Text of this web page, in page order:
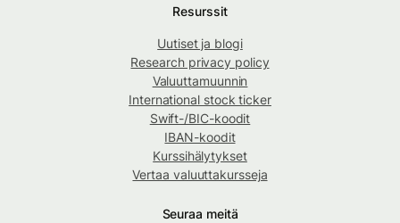
Resurssit
Uutiset ja blogi
Research privacy policy
Valuuttamuunnin
International stock ticker
Swift-/BIC-koodit
IBAN-koodit
Kurssihälytykset
Vertaa valuuttakursseja
Seuraa meitä